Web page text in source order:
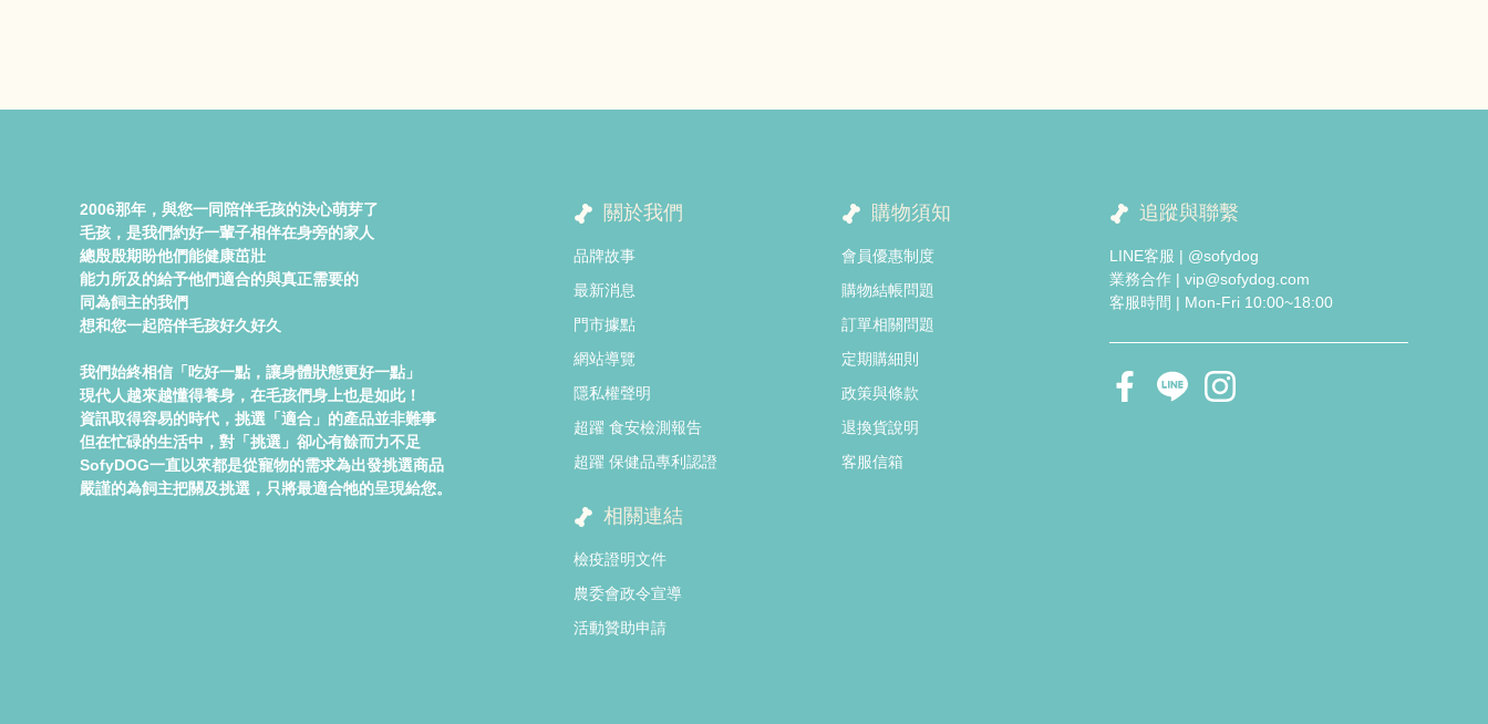
2006那年，與您一同陪伴毛孩的決心萌芽了
毛孩，是我們約好一輩子相伴在身旁的家人
總殷殷期盼他們能健康茁壯
能力所及的給予他們適合的與真正需要的
同為飼主的我們
想和您一起陪伴毛孩好久好久
我們始終相信「吃好一點，讓身體狀態更好一點」
現代人越來越懂得養身，在毛孩們身上也是如此！
資訊取得容易的時代，挑選「適合」的產品並非難事
但在忙碌的生活中，對「挑選」卻心有餘而力不足
SofyDOG一直以來都是從寵物的需求為出發挑選商品
嚴謹的為飼主把關及挑選，只將最適合牠的呈現給您。
關於我們
品牌故事
最新消息
門市據點
網站導覽
隱私權聲明
超躍 食安檢測報告
超躍 保健品專利認證
購物須知
會員優惠制度
購物結帳問題
訂單相關問題
定期購細則
政策與條款
退換貨說明
客服信箱
相關連結
檢疫證明文件
農委會政令宣導
活動贊助申請
追蹤與聯繫
LINE客服 | @sofydog
業務合作 | vip@sofydog.com
客服時間 | Mon-Fri 10:00~18:00